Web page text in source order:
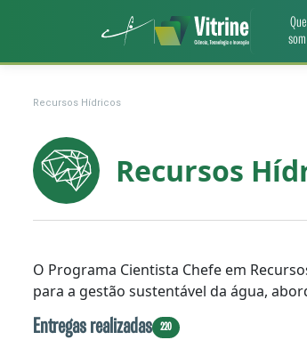
Recursos Hídricos
Recursos
O Programa Cientista Chefe em
para a gestão sustentável da água,
Entregas realizadas 220